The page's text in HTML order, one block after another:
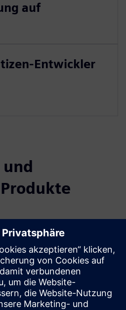
auf
Entwickler
und
und
Low Code Practice